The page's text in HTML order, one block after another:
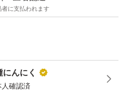
る事は不可能です。
慮ください。
に支払われます
んにく
人確認済